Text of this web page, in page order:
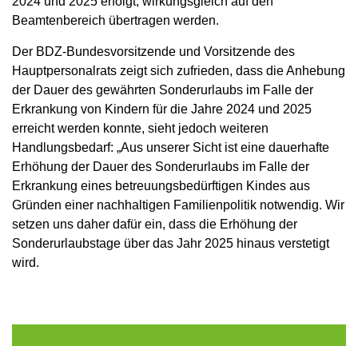
Beamtenbereich übertragen werden.
Der BDZ-Bundesvorsitzende und Vorsitzende des
Hauptpersonalrats zeigt sich zufrieden, dass die Anhebung
der Dauer des gewährten Sonderurlaubs im Falle der
Erkrankung von Kindern für die Jahre 2024 und 2025
erreicht werden konnte, sieht jedoch weiteren
Handlungsbedarf: „Aus unserer Sicht ist eine dauerhafte
Erhöhung der Dauer des Sonderurlaubs im Falle der
Erkrankung eines betreuungsbedürftigen Kindes aus
Gründen einer nachhaltigen Familienpolitik notwendig. Wir
setzen uns daher dafür ein, dass die Erhöhung der
Sonderurlaubstage über das Jahr 2025 hinaus verstetigt
wird.